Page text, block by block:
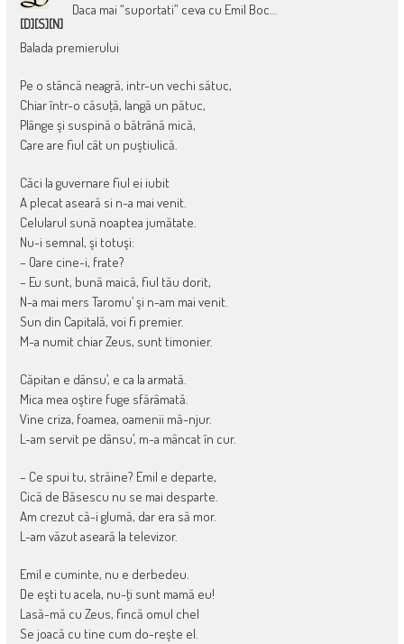
[D][S][N]
Daca mai “suportati” ceva cu Emil Boc…
Balada premierului
Pe o stâncă neagră, intr-un vechi sătuc,
Chiar într-o căsuţă, langă un pătuc,
Plânge şi suspină o bătrână mică,
Care are fiul cât un puştiulică.
Căci la guvernare fiul ei iubit
A plecat aseară si n-a mai venit.
Celularul sună noaptea jumătate.
Nu-i semnal, şi totuşi:
– Oare cine-i, frate?
– Eu sunt, bună maică, fiul tău dorit,
N-a mai mers Taromu’ şi n-am mai venit.
Sun din Capitală, voi fi premier.
M-a numit chiar Zeus, sunt timonier.
Căpitan e dânsu’, e ca la armată.
Mica mea oştire fuge sfărâmată.
Vine criza, foamea, oamenii mă-njur.
L-am servit pe dânsu’, m-a mâncat în cur.
– Ce spui tu, străine? Emil e departe,
Cică de Băsescu nu se mai desparte.
Am crezut că-i glumă, dar era să mor.
L-am văzut aseară la televizor.
Emil e cuminte, nu e derbedeu.
De eşti tu acela, nu-ţi sunt mamă eu!
Lasă-mă cu Zeus, fincă omul chel
Se joacă cu tine cum do-reşte el.